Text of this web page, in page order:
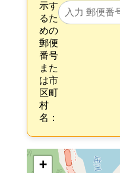
示す
るた
めの
郵便
番号
また
は市
区町
村
名：
+